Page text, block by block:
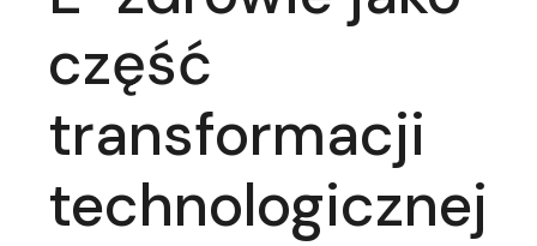
część
transformacji
technologicznej